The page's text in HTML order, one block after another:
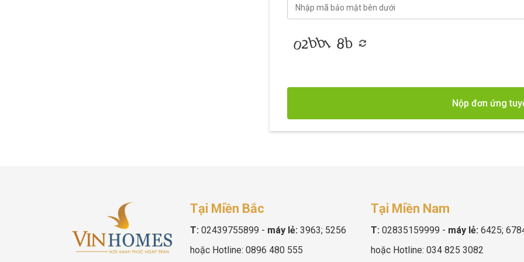
Nộp đơn ứng
Tại Miền Bắc
T: 02439755899 - máy lẻ: 3963; 5256
hoặc Hotline:0896 480 555
Tại Miền Nam
T: 02835159999 - máy lẻ: 6425;
hoặc Hotline:034 825 3082